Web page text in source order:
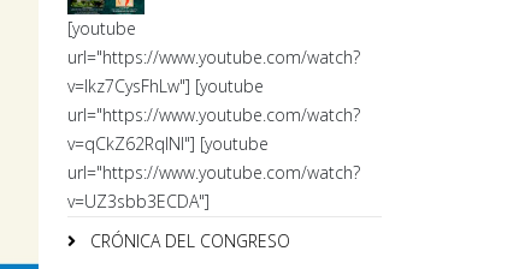
[youtube
url="https://www.youtube.com/watch?
v=lkz7CysFhLw"] [youtube
url="https://www.youtube.com/watch?
v=qCkZ62RqlNI"] [youtube
url="https://www.youtube.com/watch?
v=UZ3sbb3ECDA"]
CRÓNICA DEL CONGRESO